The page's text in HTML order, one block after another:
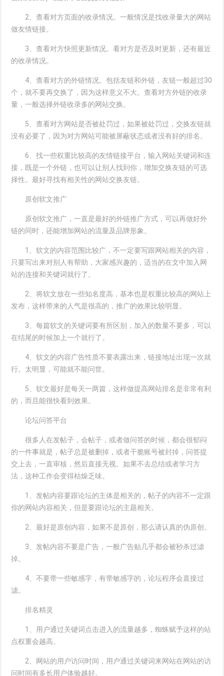
2、查看对方页面的收录情况。一般情况是找收录量大的网站
做友情链接。
3、查看对方快照更新情况。看对方是否及时更新，还有最近
的收录情况。
4、查看对方的外链情况。包括友链和外链，友链一般超过30
个，就不要再交换了，因为这样意义不大。查看对方外链的收录
量，一般选择外链收录多的网站交换。
5、查看对方网站是否被处罚过，如果被处罚过，交换友链就
没有必要了，因为对方网站可能被屏蔽状态或者没有好的排名。
6、找一些权重比较高的友情链接平台，输入网站关键词和连
接，既是一个外链，也可以让别人找到你，增加交换友链的可选
择性。最好寻找有相关性的网站交换友链。
原创软文推广
原创软文推广，一直是最好的外链推广方式，可以再做好外
链的同时，还能增加网站的流量及品牌形象。
1、软文的内容范围比较广，不一定要写跟网站相关的内容，
只要写出来对别人有帮助，大家感兴趣的，适当的在文中加入网
站的连接和关键词就行了。
2、将软文放在一些知名度高，基本也是权重比较高的网站上
发布，这样带来的人气是很高的，推广的效果比较明显。
3、每篇软文的关键词要有所区别，加入的数量不要多，可以
在结尾的时候加上一个就行了。
4、软文的内容广告性质不要表露出来，链接地址出现一次就
行。太明显，可能就不能问世。
5、软文最好是每天一两篇，这样做提高网站排名是非常有利
的，而且能很快看到效果。
论坛问答平台
很多人在发帖子，会帖子，或者做问答的时候，都会很郁闷
的一件事就是，帖子总是被删掉，或者干脆账号被封掉，问答提
交上去，一直审核，然后直接无视。如果不去总结或者学习方
法，这种工作会变得枯燥乏味。
1、发帖内容要跟论坛的主体是相关的，帖子的内容不一定跟
你的网站内容相关，但是要跟论坛的主题相关。
2、最好是原创内容，如果不是原创，那么请认真的伪原创。
3、发帖内容不要是广告，一般广告贴几乎都会被秒杀过滤
掉。
4、不要带一些敏感字，有带敏感字的，论坛程序会直接过
滤。
排名精灵
1、用户通过关键词点击进入的流量越多，蜘蛛赋予这样的站
点权重会越高。
2、网站的用户访问时间，用户通过关键词来网站在网站的访
问时间有多长用户体验越好。